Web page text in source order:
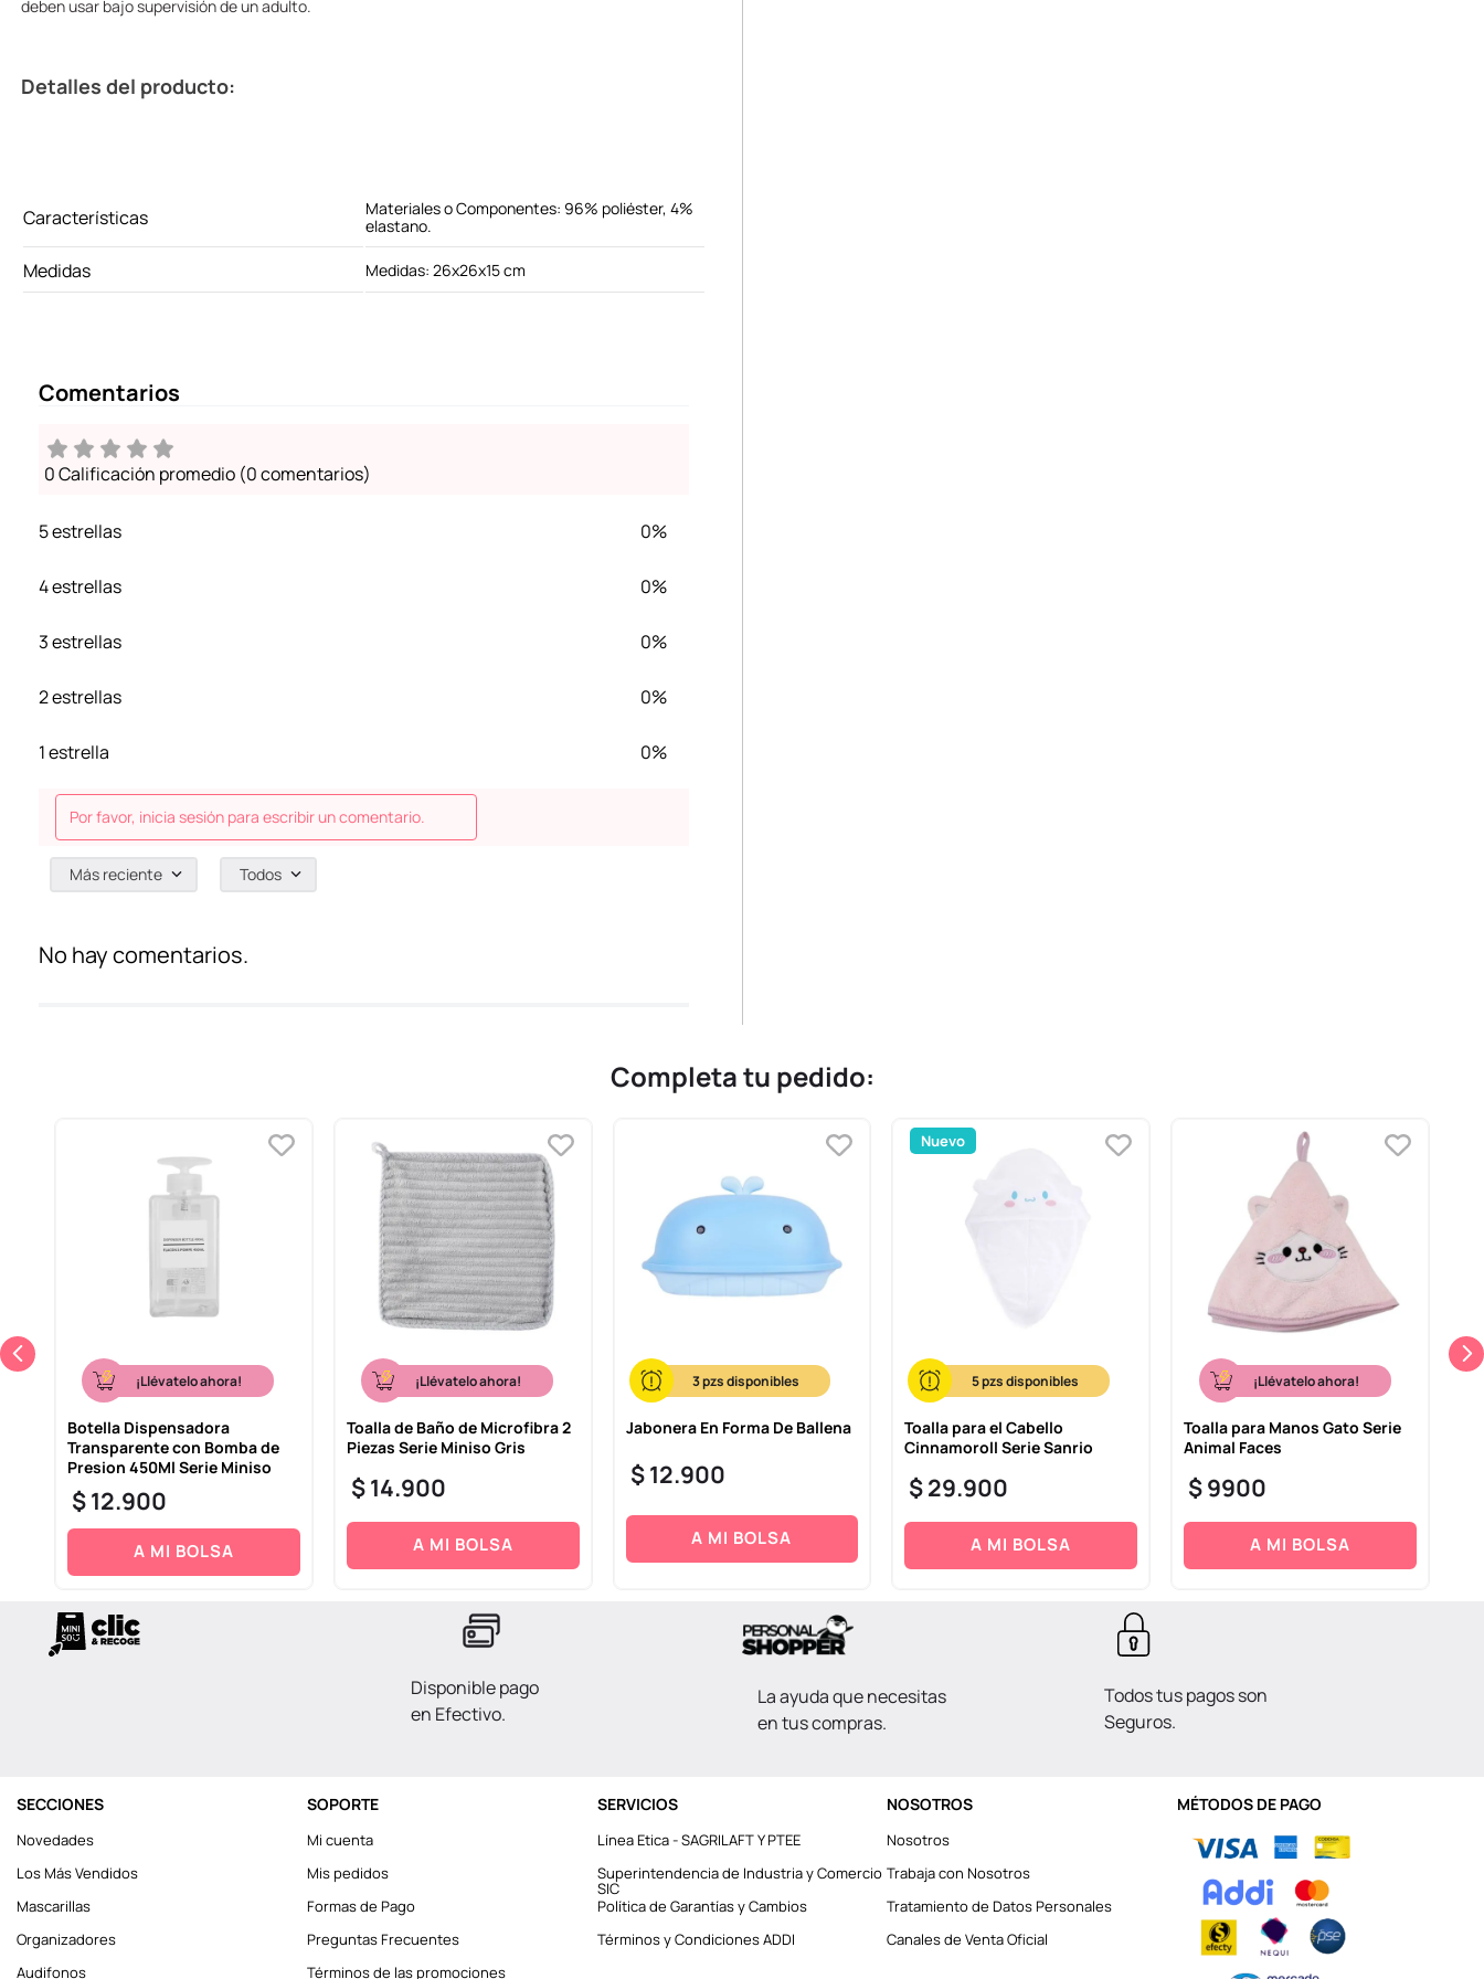
deben usar bajo supervisión de un adulto.
Detalles del producto:
Características
Materiales o Componentes: 96% poliéster, 4%
elastano.
Medidas Medidas: 26x26x15 cm
Comentarios
0 Calificación promedio (0 comentarios)
5 estrellas 0%
4 estrellas 0%
3 estrellas 0%
2 estrellas 0%
1 estrella 0%
Por favor, inicia sesión para escribir un comentario.
Más reciente Todos
No hay comentarios.
Completa tu pedido:
¡Llévatelo ahora!
Botella Dispensadora
Transparente con Bomba de
Presion 450Ml Serie Miniso
$12.900
A MI BOLSA
¡Llévatelo ahora!
Toalla de Baño de Microfibra 2
Piezas Serie Miniso Gris
$14.900
A MI BOLSA
3
Jabonera En Forma De Ballena
$12.900
A MI BOLSA
Nuevo
5
Toalla para el Cabello
Cinnamoroll Serie Sanrio
$29.900
A MI BOLSA
¡Llévatelo ahora!
Toalla para Manos Gato Serie
Animal Faces
$9900
A MI BOLSA
Disponible pago
en Efectivo.
La ayuda que necesitas
en tus compras.
Todos tus pagos son
Seguros.
SECCIONES
Novedades
Los Más Vendidos
Mascarillas
Organizadores
Audifonos
SOPORTE
Mi cuenta
Mis pedidos
Formas de Pago
Preguntas Frecuentes
Términos de las promociones
SERVICIOS
Línea Etica - SAGRILAFT Y PTEE
Superintendencia de Industria y Comercio
SIC
Política de Garantías y Cambios
Términos y Condiciones ADDI
NOSOTROS
Nosotros
Trabaja con Nosotros
Tratamiento de Datos Personales
Canales de Venta Oficial
MÉTODOS DE PAGO